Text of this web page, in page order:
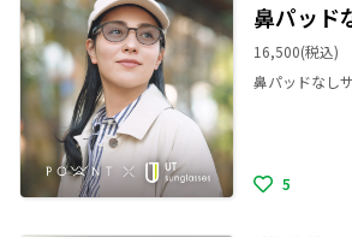
16,500(税込)
5